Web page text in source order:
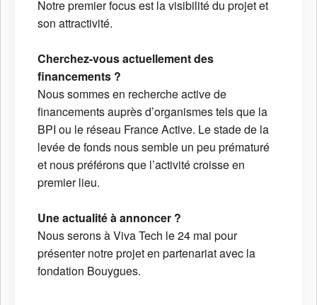
Notre premier focus est la visibilité du projet et
son attractivité.
Cherchez-vous actuellement des
financements ?
Nous sommes en recherche active de
financements auprès d’organismes tels que la
BPI ou le réseau France Active. Le stade de la
levée de fonds nous semble un peu prématuré
et nous préférons que l’activité croisse en
premier lieu.
Une actualité à annoncer ?
Nous serons à Viva Tech le 24 mai pour
présenter notre projet en partenariat avec la
fondation Bouygues.